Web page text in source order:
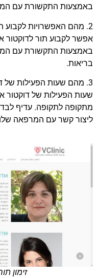
באמצעות התקשורת עם
2. מהם האפשרויות לקבוע תור לדוקטור אחינעם לב שגיא?
אפשר לקבוע תור לדוקטור
באמצעות התקשורת עם
בריאות.
3. מהם שעות הפעילות של דוקטור אחינעם לב שגיא?
שעות הפעילות של דוקטור
מתקופה לתקופה. עדיף
ליצור קשר עם המרפאה
זימון